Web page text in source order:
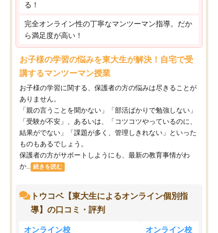
る！
完全オンライン性の丁寧なマンツーマン指導。だか
ら満足度が高い！
お子様の学習の悩みを東大生が解決！自宅で受
講するマンツーマン授業
お子様の学習に関する、保護者の方の悩みは尽きることが
ありません。
「親の言うことを聞かない」「部活ばかりで勉強しない」
「受験が不安」、あるいは、「コツコツやっているのに、
結果がでない」「課題が多く、管理しきれない」といった
ものもあるでしょう。
保護者の方がサポートしようにも、最新の教育事情がわ
か...
続きを読む
トウコベ【東大生によるオンライン個別指
導】の口コミ・評判
オンライン校 オンライン校